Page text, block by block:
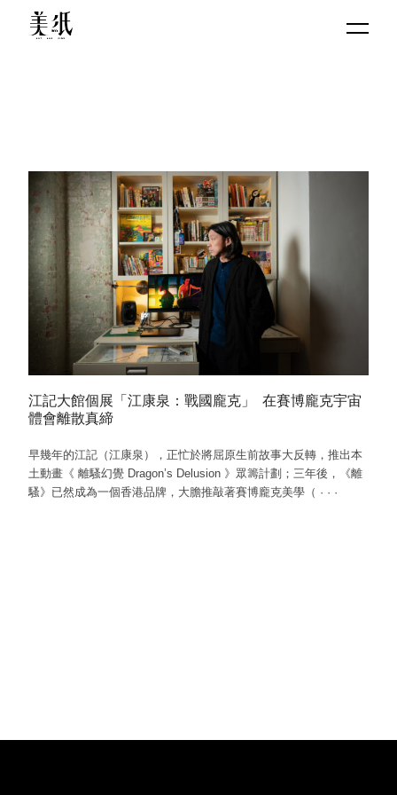
江記大館個展「江康泉：戰國龐克」 在賽博龐克宇宙
體會離散真締
早幾年的江記（江康泉），正忙於將屈原生前故事大反轉，推出本
土動畫《 離騷幻覺 Dragon’s Delusion 》眾籌計劃；三年後，《離
騷》已然成為一個香港品牌，大膽推敲著賽博龐克美學（ · · ·